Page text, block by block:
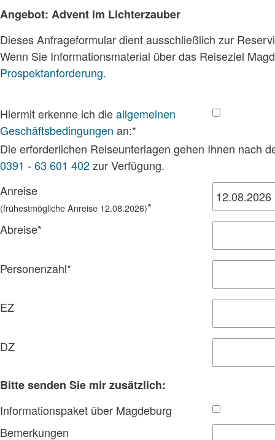
Angebot: Advent im Lichterzauber
Dieses Anfrageformular dient ausschließlich zur
Wenn Sie Informationsmaterial über das Reiseziel
Prospektanforderung.
Hiermit erkenne ich dieallgemeinen
Geschäftsbedingungen an:*
Die erforderlichen Reiseunterlagen gehen Ihnen nach
0391 - 63 601 402zur Verfügung.
Anreise
(frühestmögliche Anreise 12.08.2026)*
Abreise*
Personenzahl*
EZ
DZ
Bitte senden Sie mir zusätzlich:
Informationspaket über Magdeburg
Bemerkungen